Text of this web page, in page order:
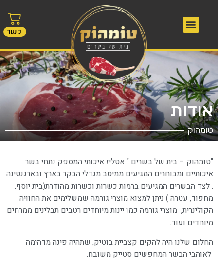
כשר
אודות
טומהוק
"טומהוק – בית של בשרים " אטליז איכותי המספק נתחי בשר
איכותיים ומבוחרים המגיעים ממיטב מגדלי הבקר בארץ ובארגנטינה
. לצד הבשרים המגיעים ברמות כשרות וכשרות מהודרת(בית יוסף,
מחפוד, עטרה ) ניתן למצוא מוצרי גורמה שמשלימים את החוויה
הקולינרית, מוצרי גורמה כמו יינות מיוחדים רטבים תבלינים ממרחים
מיוחדים ועוד.
החלום שלנו היה להקים קצביית בוטיק, שתהיה פינה מדהימה
לאוהבי הבשר המחפשים סטייק משובח.